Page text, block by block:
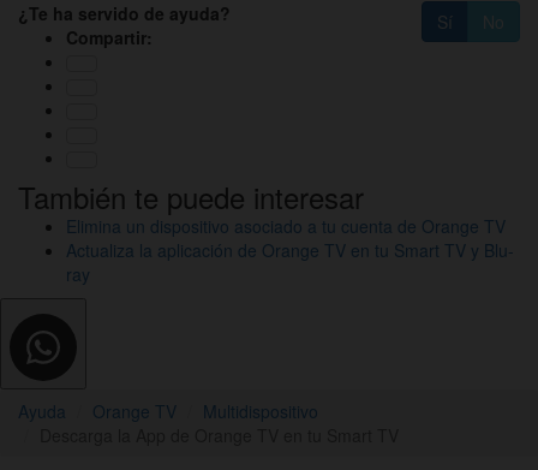
¿Te ha servido de ayuda?
Sí No
Compartir:
También te puede interesar
Elimina un dispositivo asociado a tu cuenta de Orange TV
Actualiza la aplicación de Orange TV en tu Smart TV y Blu-
ray
Ayuda Orange TV
Multidispositivo